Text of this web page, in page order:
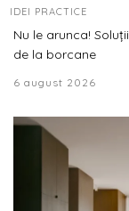
IDEI PRACTICE
Nu le arunca!
de la borcane
6 august 2026